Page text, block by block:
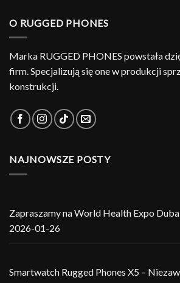
O RUGGED PHONES
Marka RUGGED PHONES powstała
firm. Specjalizują się one w produkcji
konstrukcji.
NAJNOWSZE POSTY
Zapraszamy na World Health Expo
2026-01-26
Smartwatch Rugged Phones X5 –